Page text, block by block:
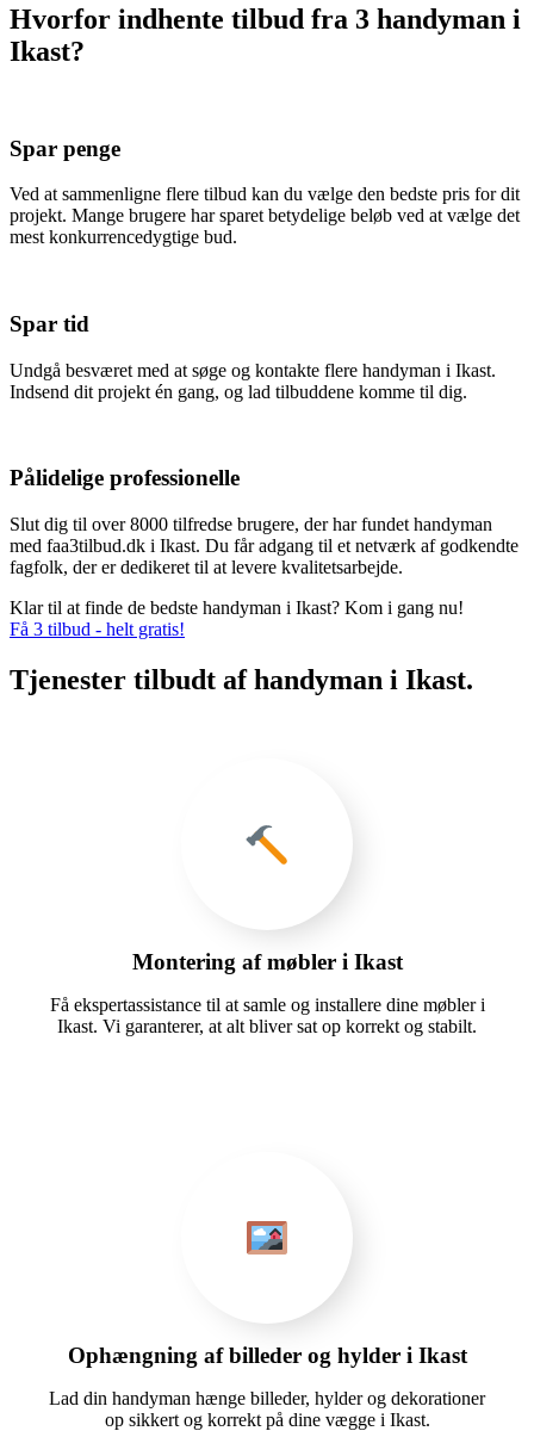
Hvorfor indhente tilbud fra 3 handyman i
Ikast?
Spar penge
Ved at sammenligne flere tilbud kan du vælge den bedste pris for dit
projekt. Mange brugere har sparet betydelige beløb ved at vælge det
mest konkurrencedygtige bud.
Spar tid
Undgå besværet med at søge og kontakte flere handyman i Ikast.
Indsend dit projekt én gang, og lad tilbuddene komme til dig.
Pålidelige professionelle
Slut dig til over 8000 tilfredse brugere, der har fundet handyman
med faa3tilbud.dk i Ikast. Du får adgang til et netværk af godkendte
fagfolk, der er dedikeret til at levere kvalitetsarbejde.
Klar til at finde de bedste handyman i Ikast? Kom i gang nu!
Få 3 tilbud - helt gratis!
Tjenester tilbudt af handyman i Ikast.
Montering af møbler i Ikast
Få ekspertassistance til at samle og installere dine møbler i
Ikast. Vi garanterer, at alt bliver sat op korrekt og stabilt.
Ophængning af billeder og hylder i Ikast
Lad din handyman hænge billeder, hylder og dekorationer
op sikkert og korrekt på dine vægge i Ikast.